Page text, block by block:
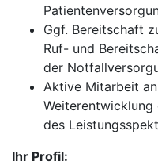
Ggf. Bereitschaft
Ruf- und
der
Aktive Mitarbeit
Weiterentwicklung
des
Ihr Profil: